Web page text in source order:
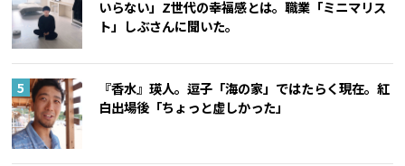
いらない」Z世代の幸福感とは。職業「ミニマリス
ト」しぶさんに聞いた。
『香水』瑛人。逗子「海の家」ではたらく現在。紅
白出場後「ちょっと虚しかった」